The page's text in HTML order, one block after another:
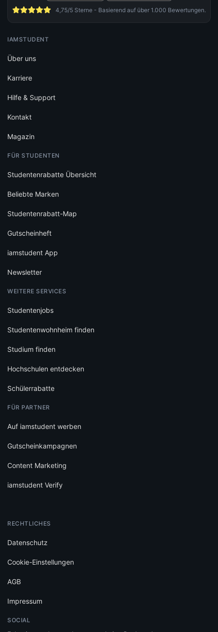
4,75/5 Sterne - Basierend auf über 1.000 Bewertungen.
IAMSTUDENT
Über uns
Karriere
Hilfe & Support
Kontakt
Magazin
FÜR STUDENTEN
Studentenrabatte Übersicht
Beliebte Marken
Studentenrabatt-Map
Gutscheinheft
iamstudent App
Newsletter
WEITERE SERVICES
Studentenjobs
Studentenwohnheim finden
Studium finden
Hochschulen entdecken
Schülerrabatte
FÜR PARTNER
Auf iamstudent werben
Gutscheinkampagnen
Content Marketing
iamstudent Verify
RECHTLICHES
Datenschutz
Cookie-Einstellungen
AGB
Impressum
SOCIAL